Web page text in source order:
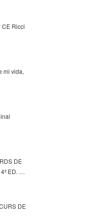
CE Ricci
mi vida,
DE
4ª ED. …
DE